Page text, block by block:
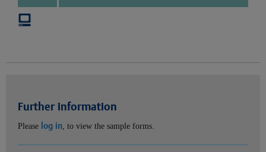
Further information
Please log in, to view the sample forms.